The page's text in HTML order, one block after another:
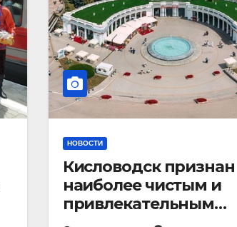
НОВОСТИ
Кисловодск признан
наиболее чистым и
привлекательным
курортным городом в